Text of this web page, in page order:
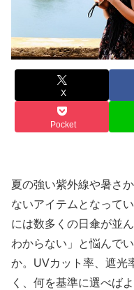
X
Pocket
夏の強い紫外線や暑さ
ないアイテムとなって
には数多くの日傘が並
わからない」と悩んで
か。UVカット率、遮光
く、何を基準に選べば